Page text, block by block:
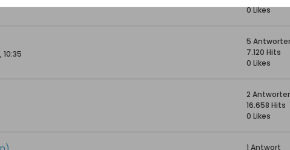
0 Likes
10:35
5
7.120 Hits
0 Likes
2
16.658 Hits
0 Likes
1 Antwort